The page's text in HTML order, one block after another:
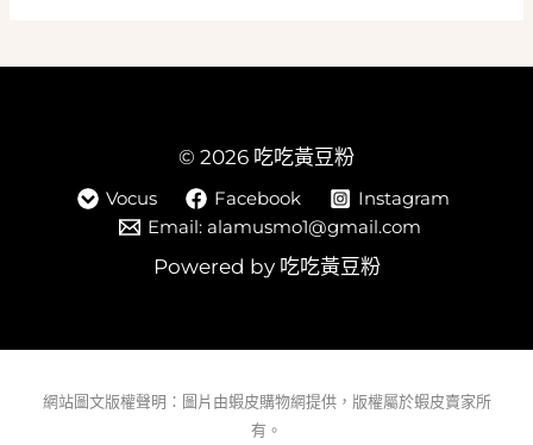
© 2026 吃吃黃豆粉
Vocus Facebook
Instagram
Email: alamusmo1@gmail.com
Powered by 吃吃黃豆粉
網站圖文版權聲明：圖片由蝦皮購物網提供，版權屬於蝦皮賣家所
有。